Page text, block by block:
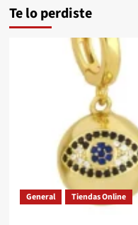
Te lo perdiste
General Tiendas Online